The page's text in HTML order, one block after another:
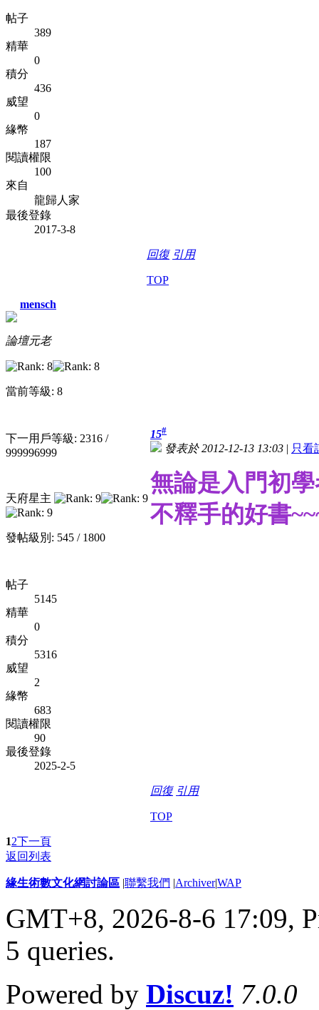
帖子
389
精華
0
積分
436
威望
0
緣幣
187
閱讀權限
100
來自
龍歸人家
最後登錄
2017-3-8
回復 引用
TOP
mensch
論壇元老
當前等級: 8
下一用戶等級: 2316 /
999996999
天府星主
發帖級別: 545 / 1800
帖子
5145
精華
0
積分
5316
威望
2
緣幣
683
閱讀權限
90
最後登錄
2025-2-5
15#
發表於 2012-12-13 13:03 | 只看
無論是入門初
不釋手的好書
回復 引用
TOP
12下一頁
返回列表
緣生術數文化網討論區 |聯繫我們 |Archiver|WAP
GMT+8, 2026-8-6 17:09,
5 queries.
Powered by Discuz! 7.0.0